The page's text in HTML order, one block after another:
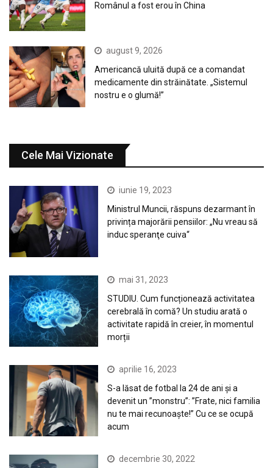
Românul a fost erou în China
august 9, 2026
Americancă uluită după ce a comandat
medicamente din străinătate. „Sistemul
nostru e o glumă!”
Cele Mai Vizionate
iunie 19, 2023
Ministrul Muncii, răspuns dezarmant în
privința majorării pensiilor: „Nu vreau să
induc speranţe cuiva“
mai 31, 2023
STUDIU. Cum funcționează activitatea
cerebrală în comă? Un studiu arată o
activitate rapidă în creier, în momentul
morții
aprilie 16, 2023
S-a lăsat de fotbal la 24 de ani și a
devenit un ”monstru”: ”Frate, nici familia
nu te mai recunoaște!” Cu ce se ocupă
acum
decembrie 30, 2022